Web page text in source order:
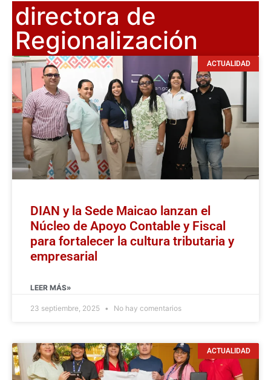
directora de
Regionalización
ACTUALIDAD
DIAN y la Sede Maicao lanzan el
Núcleo de Apoyo Contable y Fiscal
para fortalecer la cultura tributaria y
empresarial
LEER MÁS»
23 septiembre, 2025 No hay comentarios
ACTUALIDAD